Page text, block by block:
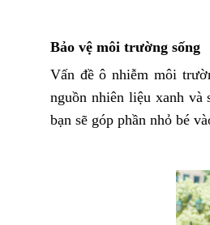
Bảo vệ môi trường sống
Vấn đề ô nhiễm môi
nguồn nhiên liệu xanh
bạn sẽ góp phần nhỏ bé